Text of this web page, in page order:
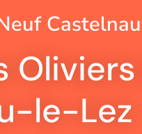
Oliviers
le-Lez